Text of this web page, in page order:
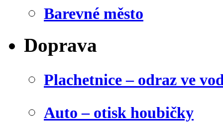
Barevné město
Doprava
Plachetnice – odraz ve
Auto – otisk houbičky